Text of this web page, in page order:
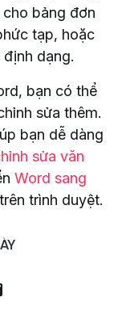
bảng đơn
tạp, hoặc
dạng.
bạn có thể
sửa thêm.
bạn dễ dàng
sửa văn
Word sang
trình duyệt.